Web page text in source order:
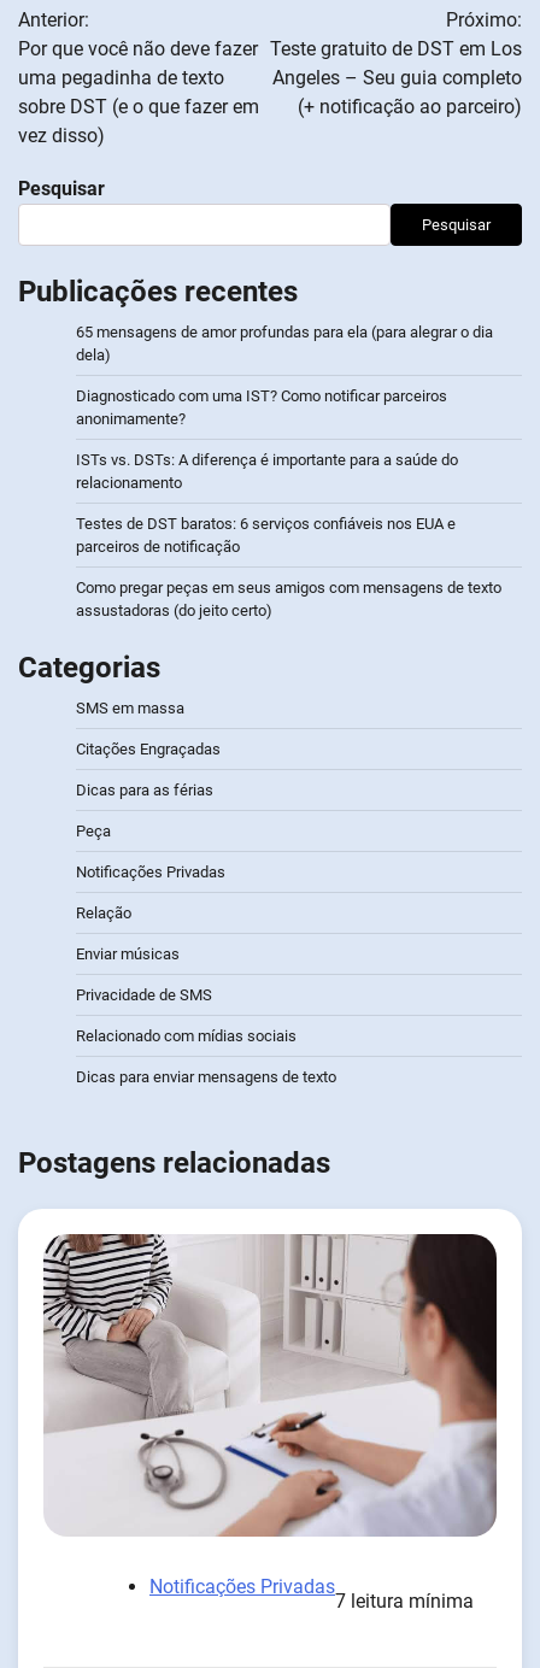
de
artigos
Anterior:
Por que você não deve fazer
uma pegadinha de texto
sobre DST (e o que fazer em
vez disso)
Próximo:
Teste gratuito de DST em Los
Angeles – Seu guia completo
(+ notificação ao parceiro)
Pesquisar
Pesquisar
Publicações recentes
65 mensagens de amor profundas para ela (para alegrar o dia
dela)
Diagnosticado com uma IST? Como notificar parceiros
anonimamente?
ISTs vs. DSTs: A diferença é importante para a saúde do
relacionamento
Testes de DST baratos: 6 serviços confiáveis nos EUA e
parceiros de notificação
Como pregar peças em seus amigos com mensagens de texto
assustadoras (do jeito certo)
Categorias
SMS em massa
Citações Engraçadas
Dicas para as férias
Peça
Notificações Privadas
Relação
Enviar músicas
Privacidade de SMS
Relacionado com mídias sociais
Dicas para enviar mensagens de texto
Postagens relacionadas
Notificações Privadas
7 leitura mínima